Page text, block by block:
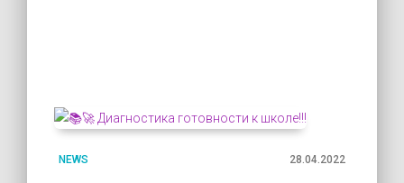
NEWS 28.04.2022